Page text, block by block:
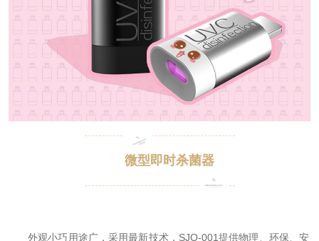
微型即时杀菌器
外观小巧用途广，采用最新技术，SJQ-001提供物理、环保、安